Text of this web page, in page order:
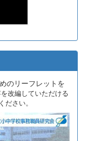
のリーフレットを
改編していただける
さい。